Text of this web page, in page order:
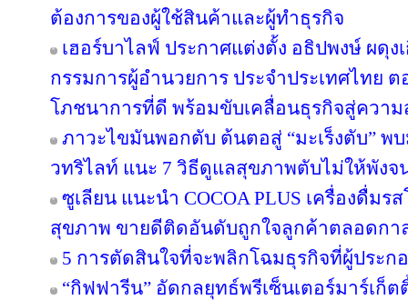
ต้องการของผู้ใช้สินค้าและผู้ทำธุรกิจ
เฮอร์บาไลฟ์ ประกาศแต่งตั้ง อธิปพงษ์ ผดุง
กรรมการผู้อำนวยการ ประจำประเทศไทย
โภชนาการที่ดี พร้อมขับเคลื่อนธุรกิจสู่ความ
ภาวะไขมันพอกตับ ต้นตอสู่ “มะเร็งตับ” พ
วทริไลท์ แนะ 7 วิธีดูแลสุขภาพตับไม่ให้พังจ
ซูเลียน แนะนำ COCOA PLUS เครื่องดื่ม
สุขภาพ ขายดีติดอันดับถูกใจลูกค้าตลอดกา
5 การตัดสินใจที่จะพลิกโฉมธุรกิจที่ผู้ประ
“กิฟฟารีน” อัดกลยุทธ์พรีเซ็นเตอร์มาร์เก็